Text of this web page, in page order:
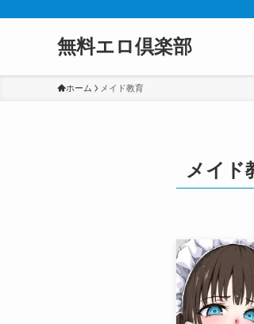
無料エロ倶楽部
ホーム メイド教育
メイド